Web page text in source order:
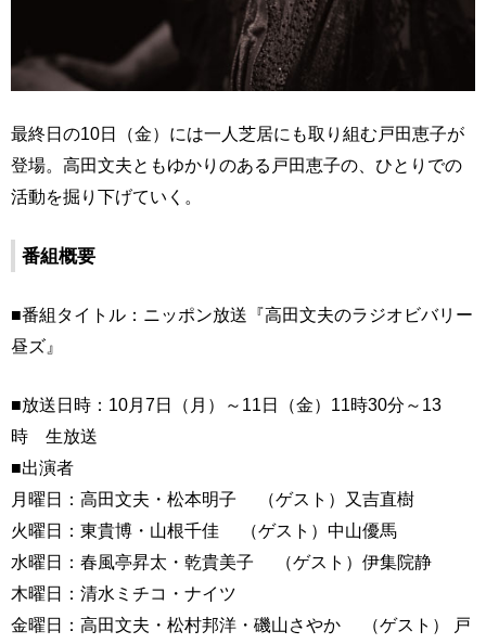
最終日の10日（金）には一人芝居にも取り組む戸田恵子が
登場。高田文夫ともゆかりのある戸田恵子の、ひとりでの
活動を掘り下げていく。
番組概要
■番組タイトル：ニッポン放送『高田文夫のラジオビバリー
昼ズ』
■放送日時：10月7日（月）～11日（金）11時30分～13
時 生放送
■出演者
月曜日：高田文夫・松本明子 （ゲスト）又吉直樹
火曜日：東貴博・山根千佳 （ゲスト）中山優馬
水曜日：春風亭昇太・乾貴美子 （ゲスト）伊集院静
木曜日：清水ミチコ・ナイツ
金曜日：高田文夫・松村邦洋・磯山さやか （ゲスト） 戸